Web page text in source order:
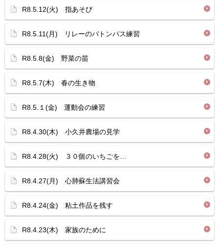
R8.5.12(火) 指あそび
R8.5.11(月) リレーのバトンパス練習
R8.5.8(金) 野菜の苗
R8.5.7(木) 春の生き物
R8.5.１(金) 運動会の練習
R8.4.30(木) 小久井農場の見学
R8.4.28(火) ３０個のいちごを…
R8.4.27(月) 心肺蘇生法講習会
R8.4.24(金) 粘土作品を残す
R8.4.23(木) 家族のために